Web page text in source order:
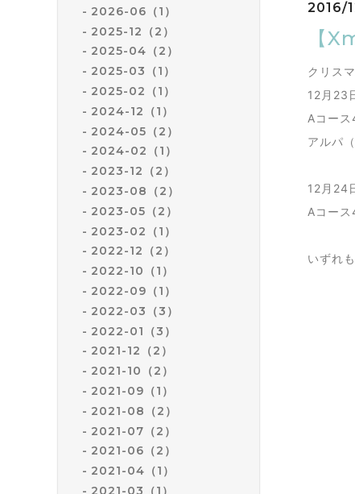
2026-06（1）
2025-12（2）
2025-04（2）
2025-03（1）
2025-02（1）
2024-12（1）
2024-05（2）
2024-02（1）
2023-12（2）
2023-08（2）
2023-05（2）
2023-02（1）
2022-12（2）
2022-10（1）
2022-09（1）
2022-03（3）
2022-01（3）
2021-12（2）
2021-10（2）
2021-09（1）
2021-08（2）
2021-07（2）
2021-06（2）
2021-04（1）
2021-03（1）
2016/
【
クリス
12月23
Aコー
アルパ
12月24
Aコー
いずれ